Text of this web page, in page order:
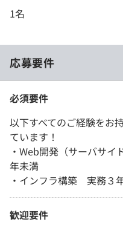
1名
応募要件
必須要件
以下すべてのご経験をお
ています！
・Web開発（サーバサ
年未満
・インフラ構築 実務３
歓迎要件